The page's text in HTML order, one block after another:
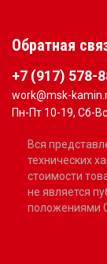
Обратная
+7 (917) 578-
work@msk-
Пн-Пт 10-19, Сб-
Вся
технических
стоимости
не является
положениями